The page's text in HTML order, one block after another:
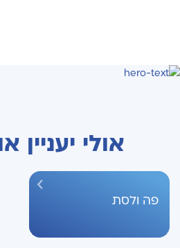
אולי יעניין
פה ולסת